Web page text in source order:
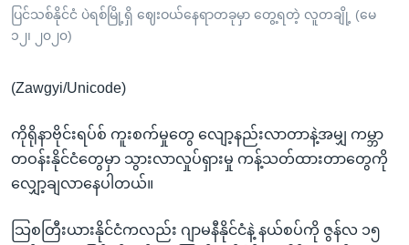
ကြည့်
ရန်
ရန်
သို့
ကျော်
ရန်
ပြင်သစ်နိုင်ငံ ပဲရစ်မြို့ရှိ ဈေးဝယ်နေရာတခုမှာ တွေ့ရတဲ့ လူတချို့ (မေ
၁၂၊ ၂၀၂၀)
(Zawgyi/Unicode)
ကိုရိုနာဗိုင်းရပ်စ် ကူးစက်မှုတွေ လျော့နည်းလာတာနဲ့အမျှ ကမ္ဘာ
တဝန်းနိုင်ငံတွေမှာ သွားလာလှုပ်ရှားမှု ကန့်သတ်ထားတာတွေကို
လျှော့ချလာနေပါတယ်။
သြစတြီးယားနိုင်ငံကလည်း ဂျာမနီနိုင်ငံနဲ့ နယ်စပ်ကို ဇွန်လ ၁၅